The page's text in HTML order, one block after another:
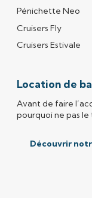
Pénichette Neo
Cruisers Fly
Cruisers Estivale
Location de
Avant de faire
pourquoi ne pas
Découvrir